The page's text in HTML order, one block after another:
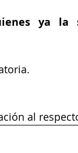
ya la
al